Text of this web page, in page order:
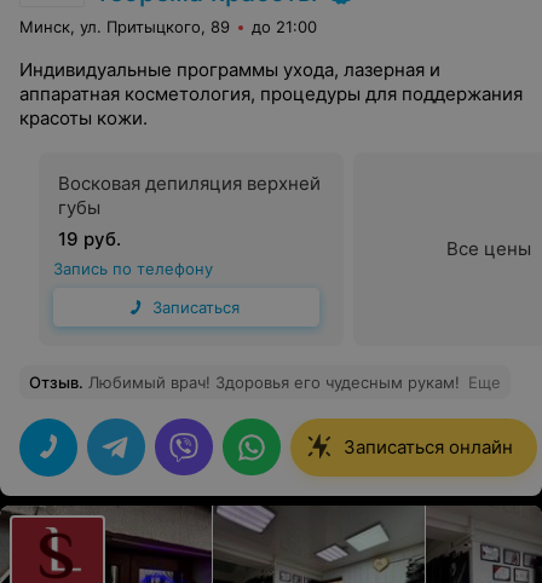
Минск, ул. Притыцкого, 89 до 21:00
Индивидуальные программы ухода, лазерная и
аппаратная косметология, процедуры для поддержания
красоты кожи.
Восковая депиляция верхней
губы
19 руб.
Запись по телефону
Записаться
Все цены
Отзыв. Любимый врач! Здоровья его чудесным рукам! Еще
Записаться онлайн